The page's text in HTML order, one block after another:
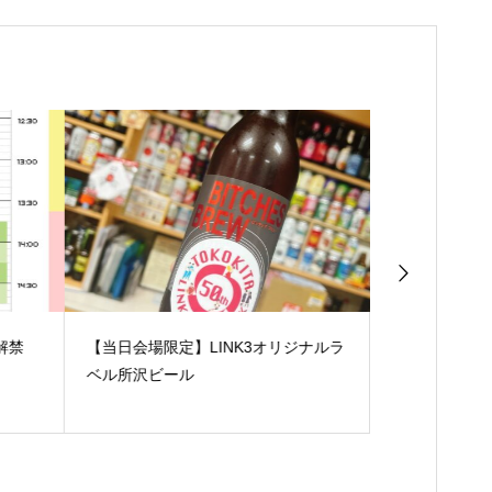
禁
【当日会場限定】LINK3オリジナルラ
ベル所沢ビール